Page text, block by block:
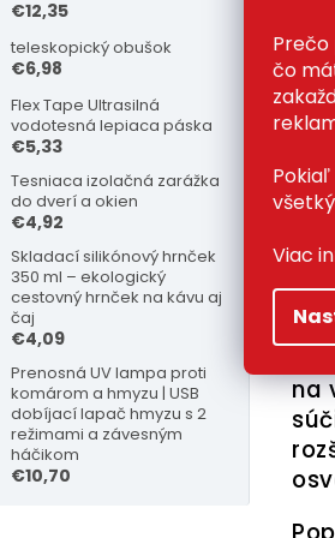
Prečo
čo
Viac
€12,35
teleskopický obušok
€6,98
Flex Tape Ultrasilná
vodotesná lepiaca páska
€5,33
Tesniaca izolačná zarážka
do dverí a okien
€4,92
Skladací silikónový hrnček
350 ml – ekologický
cestovný hrnček na kávu aj
čaj
€4,09
Prenosná UV lampa proti
komárom a hmyzu | USB
dobíjací lapač hmyzu s 2
režimami a závesným
háčikom
€10,70
na